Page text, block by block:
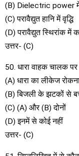
(B) Dielectric power में
(C) परावैद्युत हानि में वृद्धि
(D) परावैद्युत स्थिरांक में
उत्तर- (C)
50. धारा वाहक चालक
(A) धारा का लीकेज
(B) बिजली के झटकों से
(C) (A) और (B) दोनों
(D) इनमें से कोई नहीं
उत्तर- (C)